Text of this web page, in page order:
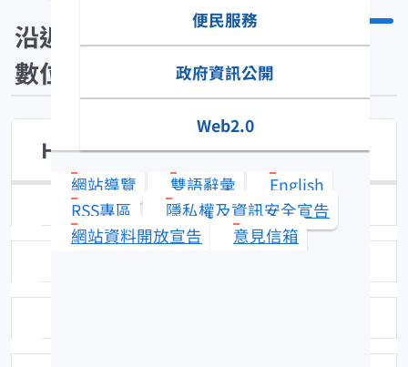
便民服務
政府資訊公開
Web2.0
網站導覽 雙語辭彙
English
RSS專區
隱私權及資訊安全宣告
網站資料開放宣告
意見信箱
沿近海標本
數位典藏
Hypogaleus hyugaensis
日期：94-11-30